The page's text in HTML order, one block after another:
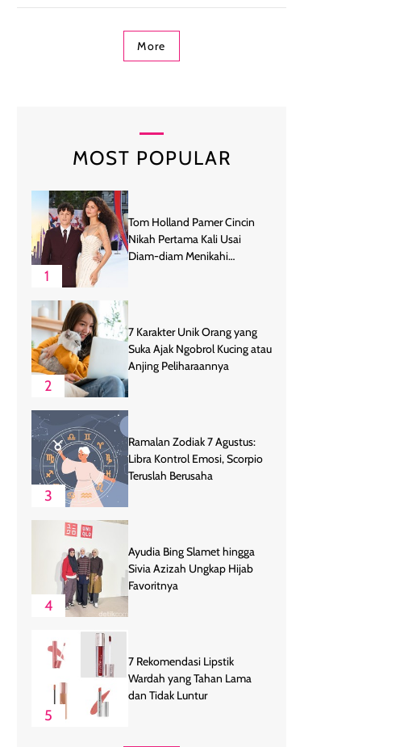
More
MOST POPULAR
1
Tom Holland Pamer Cincin
Nikah Pertama Kali Usai
Diam-diam Menikahi
2
7 Karakter Unik Orang yang
Suka Ajak Ngobrol Kucing atau
Anjing Peliharaannya
3
Ramalan Zodiak 7 Agustus:
Libra Kontrol Emosi, Scorpio
Teruslah Berusaha
4
Ayudia Bing Slamet hingga
Sivia Azizah Ungkap Hijab
Favoritnya
5
7 Rekomendasi Lipstik
Wardah yang Tahan Lama
dan Tidak Luntur